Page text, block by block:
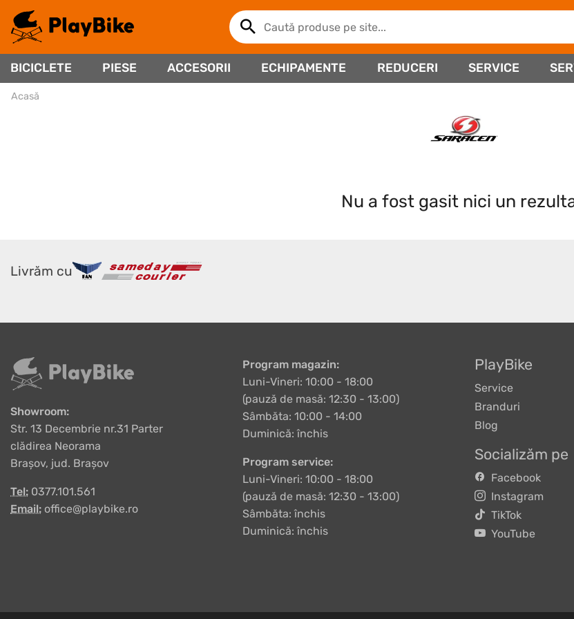
BICICLETE PIESE ACCESORII ECHIPAMENTE REDUCERI SERVICE
Acasă
Nu a fost gasit nici un
Livrăm cu
Showroom:
Str. 13 Decembrie nr.31 Parter
clădirea Neorama
Brașov, jud. Brașov
Tel: 0377.101.561
Email: office@playbike.ro
Program magazin:
Luni-Vineri: 10:00 - 18:00
(pauză de masă: 12:30 - 13:00)
Sâmbăta: 10:00 - 14:00
Duminică: închis
Program service:
Luni-Vineri: 10:00 - 18:00
(pauză de masă: 12:30 - 13:00)
Sâmbăta: închis
Duminică: închis
PlayBike
Service
Branduri
Blog
Socializăm pe
Facebook
Instagram
TikTok
YouTube